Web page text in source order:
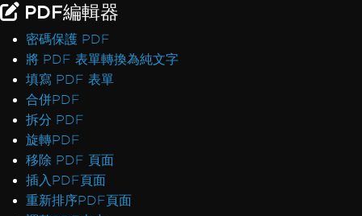
PDF編輯器
密碼保護 PDF
將 PDF 表單轉換為純文字
填寫 PDF 表單
合併PDF
拆分 PDF
旋轉PDF
移除 PDF 頁面
插入PDF頁面
重新排序PDF頁面